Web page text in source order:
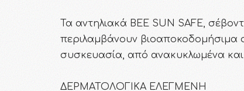
Τα αντηλιακά BEE SUN SAFE,
περιλαμβάνουν βιοαποκοδομήσιμα
συσκευασία, από ανακυκλωμένα
ΔΕΡΜΑΤΟΛΟΓΙΚΑ ΕΛΕΓΜΕΝΗ